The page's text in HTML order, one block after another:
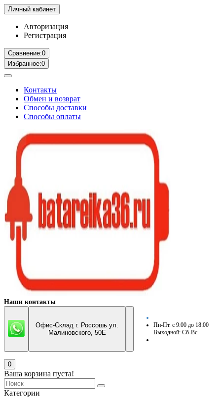
Личный кабинет
Авторизация
Регистрация
Сравнение:0
Избранное:0
Контакты
Обмен и возврат
Способы доставки
Способы оплаты
Наши контакты
Офис-Склад г. Россошь ул.
Малиновского, 50Е
Пн-Пт. с 9:00 до 18:00
Выходной: Сб-Вс.
0
Ваша корзина пуста!
Категории